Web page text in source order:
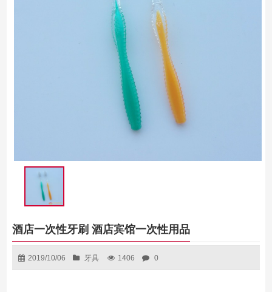
酒店一次性牙刷 酒店宾馆一次性用品
2019/10/06 牙具 1406 0